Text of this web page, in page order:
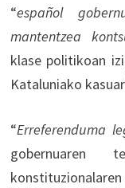
“español
mantentzea
klase politikoan
Kataluniako
“Erreferenduma
gobernuaren